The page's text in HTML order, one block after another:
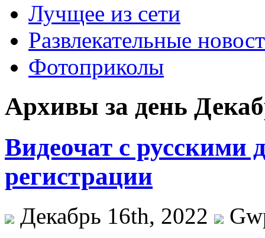
Лучщее из сети
Развлекательные
Фотоприколы
Архивы за день
Видеочат с русскими
регистрации
Декабрь 16th, 2022